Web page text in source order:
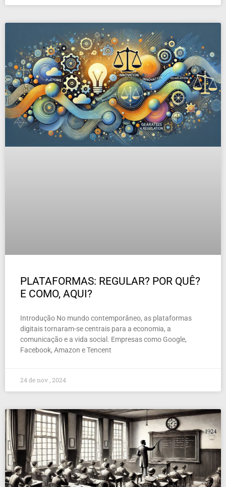
PLATAFORMAS: REGULAR? POR QUÊ?
E COMO, AQUI?
Introdução No mundo contemporâneo, as plataformas
digitais tornaram-se centrais para a economia, a
comunicação e a vida social. Empresas como Google,
Facebook, Amazon e Tencent
24 de nov , 2024